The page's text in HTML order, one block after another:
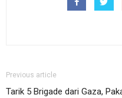
Previous article
Tarik 5 Brigade dari Gaza,